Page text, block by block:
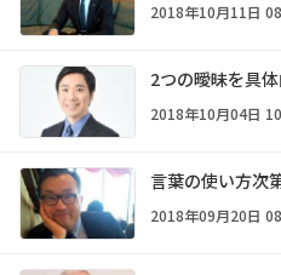
2018年10月11日
2つの曖昧を具
2018年10月04日
言葉の使い方次
2018年09月20日